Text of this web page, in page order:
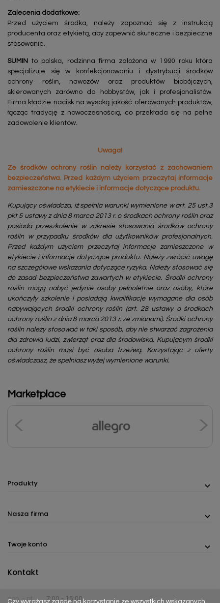
Zalecenia dodatkowe:
Przed użyciem środka, należy zapoznać się z instrukcją
producenta oraz etykietą, aby zapewnić skuteczne i bezpieczne
stosowanie.
SUMINto polska, rodzinna firma założona w 1990 roku która
specjalizuje się w konfekcjonowaniu i dystrybucji środków
ochrony roślin, nawozów oraz produktów biobójczych,
skierowanych zarówno do hobbystów, jak i profesjonalistów.
Firma kładzie nacisk na wysoką jakość oferowanych produktów,
łącząc tradycję z nowoczesnością, co przekłada się na pełne
zadowolenie klientów.
Uwaga!
Ze środków ochrony roślin należy korzystać z zachowaniem
bezpieczeństwa. Przed każdym użyciem przeczytaj informacje
zamieszczone na etykiecie i informacje dotyczące produktu.
Kupujący oświadcza, iż spełnia warunki wymienione w art. 25 ust.3
pkt 5 ustawy z dnia 8 marca 2013 r. o środkach ochrony roślin oraz
posiada przeszkolenie w zakresie stosowania środków ochrony
roślin w przypadku środków dla użytkowników profesjonalnych.
Przed każdym użyciem przeczytaj informacje zamieszczone w
etykiecie i informacje dotyczące produktu. Należy zwrócić uwagę
na szczegółowe wskazania dotyczące ryzyka. Należy stosować się
do zasad bezpieczeństwa zawartych w etykiecie. Środki ochrony
roślin mogą nabyć jedynie osoby pełnoletnie oraz osoby, które
ukończyły szkolenie i posiadają kwalifikacje wymagane dla osób
nabywających środki ochrony roślin (art. 28 ustawy o środkach
ochrony roślin z dnia 8 marca 2013 r. ze zmianami). Środki ochrony
roślin należy stosować w taki sposób, aby nie stwarzać zagrożenia
dla zdrowia ludzi, zwierząt oraz dla środowiska. Kupującym środki
ochrony roślin musi być osoba trzeźwą. Korzystając z oferty
oświadczasz, że spełniasz wyżej wymienione warunki.
Marketplace
Produkty
Nasza firma
Twoje konto
Czy wyrażasz zgodę na korzystanie ze wszystkich wskazanych
Kontakt
pon. - pt. 7:00 - 15:00